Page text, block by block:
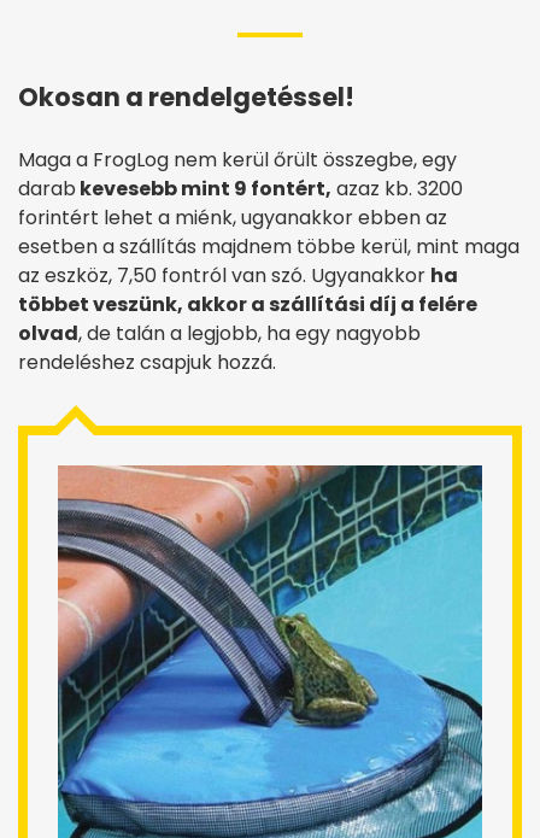
Okosan a rendelgetéssel!
Maga a FrogLog nem kerül őrült összegbe, egy
darab kevesebb mint 9 fontért, azaz kb. 3200
forintért lehet a miénk, ugyanakkor ebben az
esetben a szállítás majdnem többe kerül, mint maga
az eszköz, 7,50 fontról van szó. Ugyanakkor ha
többet veszünk, akkor a szállítási díj a felére
olvad, de talán a legjobb, ha egy nagyobb
rendeléshez csapjuk hozzá.